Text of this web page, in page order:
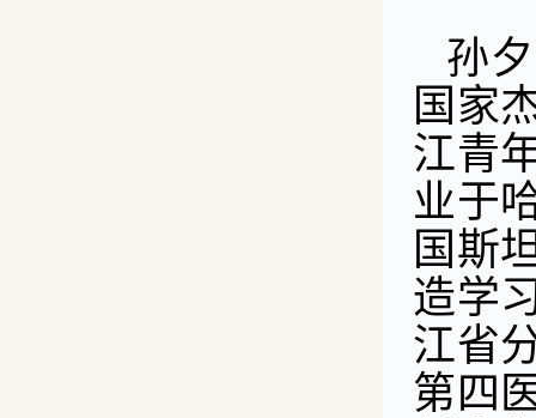
孙
国家
江青
业于
国斯
造学
江省
第四